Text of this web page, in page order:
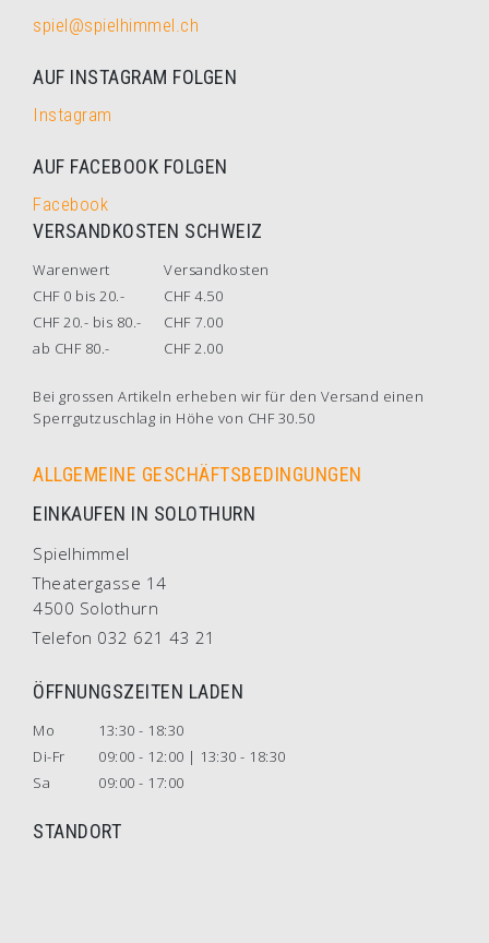
spiel@spielhimmel.ch
AUF INSTAGRAM FOLGEN
Instagram
AUF FACEBOOK FOLGEN
Facebook
VERSANDKOSTEN SCHWEIZ
Warenwert
Versandkosten
CHF 0 bis 20.-
CHF 4.50
CHF 20.- bis 80.-
CHF 7.00
ab CHF 80.-
CHF 2.00
Bei grossen Artikeln erheben wir für den Versand einen
Sperrgutzuschlag in Höhe von CHF 30.50
ALLGEMEINE GESCHÄFTSBEDINGUNGEN
EINKAUFEN IN SOLOTHURN
Spielhimmel
Theatergasse 14
4500 Solothurn
Telefon 032 621 43 21
ÖFFNUNGSZEITEN LADEN
Mo
13:30 - 18:30
Di-Fr
09:00 - 12:00 | 13:30 - 18:30
Sa
09:00 - 17:00
STANDORT